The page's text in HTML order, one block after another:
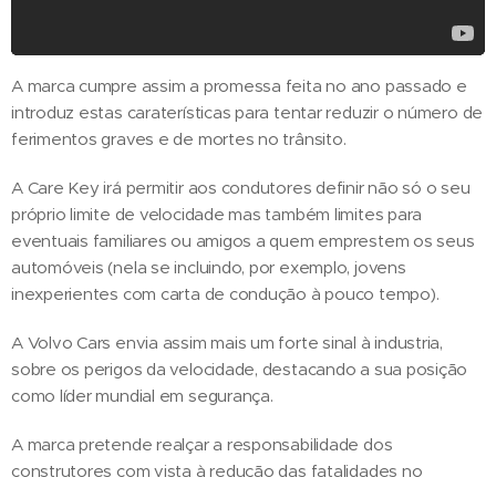
A marca cumpre assim a promessa feita no ano passado e
introduz estas caraterísticas para tentar reduzir o número de
ferimentos graves e de mortes no trânsito.
A Care Key irá permitir aos condutores definir não só o seu
próprio limite de velocidade mas também limites para
eventuais familiares ou amigos a quem emprestem os seus
automóveis (nela se incluindo, por exemplo, jovens
inexperientes com carta de condução à pouco tempo).
A Volvo Cars envia assim mais um forte sinal à industria,
sobre os perigos da velocidade, destacando a sua posição
como líder mundial em segurança.
A marca pretende realçar a responsabilidade dos
construtores com vista à redução das fatalidades no